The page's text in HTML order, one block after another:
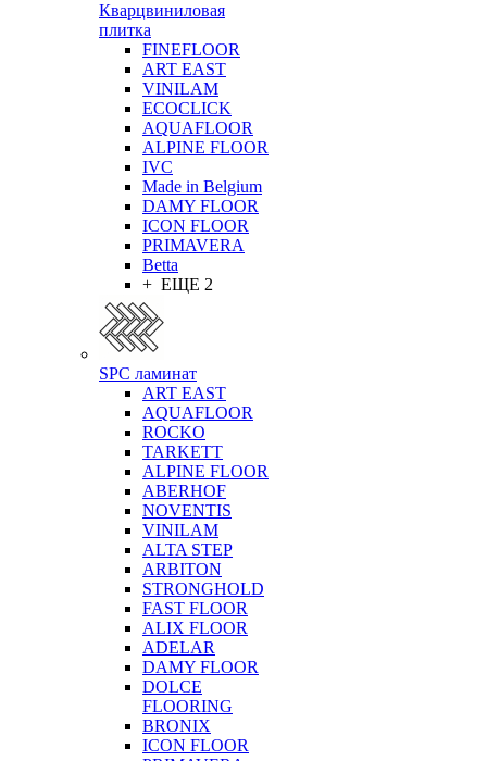
Кварцвиниловая
плитка
FINEFLOOR
ART EAST
VINILAM
ECOCLICK
AQUAFLOOR
ALPINE FLOOR
IVC
Made in Belgium
DAMY FLOOR
ICON FLOOR
PRIMAVERA
Betta
+ ЕЩЕ 2
SPC ламинат
ART EAST
AQUAFLOOR
ROCKO
TARKETT
ALPINE FLOOR
ABERHOF
NOVENTIS
VINILAM
ALTA STEP
ARBITON
STRONGHOLD
FAST FLOOR
ALIX FLOOR
ADELAR
DAMY FLOOR
DOLCE
FLOORING
BRONIX
ICON FLOOR